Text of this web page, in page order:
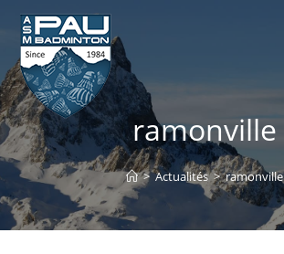
Skip
content
ramonville
> Actualités > ramonville